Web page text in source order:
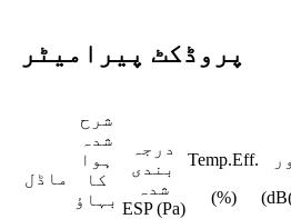
پروڈکٹ پیرامیٹر
ماڈل
شرح
شدہ
ہوا
کا
بہاؤ
درجہ
بندی
شدہ
ESP (Pa)
Temp.Eff.
(%)